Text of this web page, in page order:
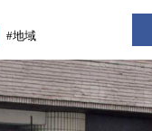
#地域